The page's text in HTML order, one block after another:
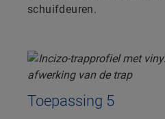
schuifdeuren.
Toepassing 5